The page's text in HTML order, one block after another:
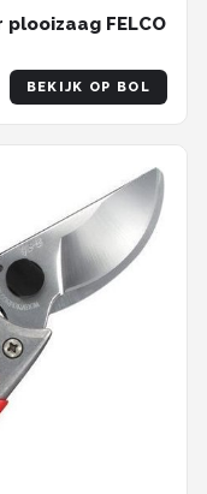
FELCO
BEKIJK OP BOL